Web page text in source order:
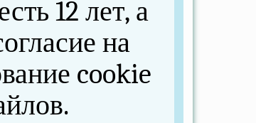
12 лет, а
на
cookie